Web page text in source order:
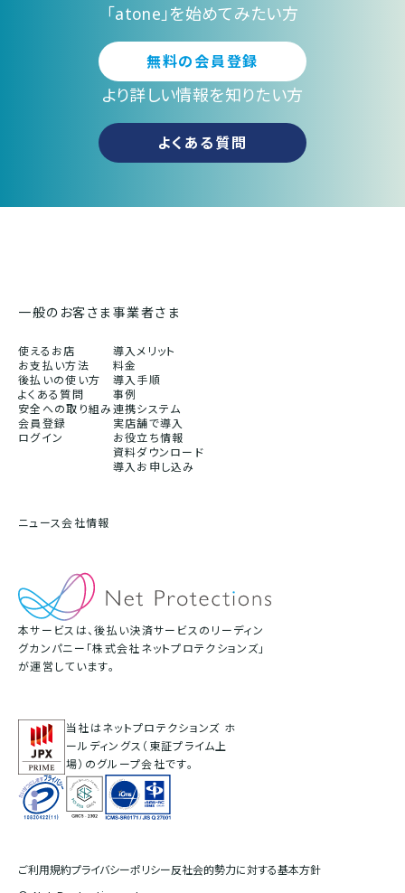
「atone」を始めてみたい方
無料の会員登録
より詳しい情報を知りたい方
よくある質問
一般のお客さま
使えるお店
お支払い方法
後払いの使い方
よくある質問
安全への取り組み
会員登録
ログイン
事業者さま
導入メリット
料金
導入手順
事例
連携システム
実店舗で導入
お役立ち情報
資料ダウンロード
導入お申し込み
ニュース会社情報
本サービスは、後払い決済サービスのリーディン
グカンパニー「株式会社ネットプロテクションズ」
が運営しています。
当社はネットプロテクションズ ホ
ールディングス（東証プライム上
場）のグループ会社です。
ご利用規約プライバシーポリシー反社会的勢力に対する基本方針